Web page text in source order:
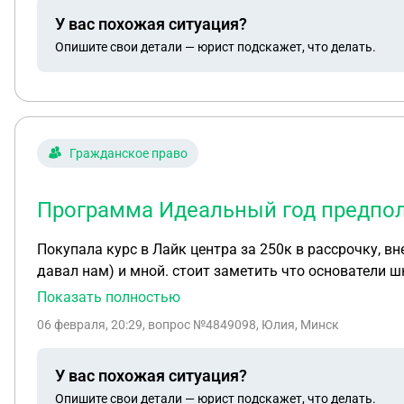
У вас похожая ситуация?
Опишите свои детали — юрист подскажет, что делать.
Гражданское право
Программа Идеальный год
Покупала курс в Лайк центра за 250к в рассрочку, внесла 40к, затем отказалась платить
давал нам) и мной. стоит заметить что основатели школы один в тюрьме сидит, второй в федеральном розыске, насколько мне известно по некоторым
платежам из рассрочки вроде как истек срок
(Слушателю) на безвозмездной основе предоставляются услуги,
Показать полностью
06 февраля, 20:29, вопрос №4849098, Юлия, Минск
У вас похожая ситуация?
Опишите свои детали — юрист подскажет, что делать.